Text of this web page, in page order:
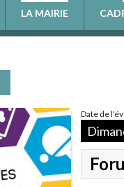
LA MAIRIE
Date de